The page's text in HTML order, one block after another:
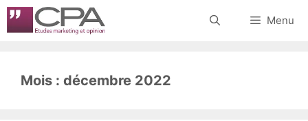
Aller
au
Menu
Mois : décembre 2022